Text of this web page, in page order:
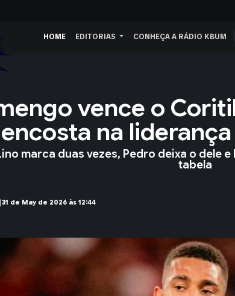
HOME EDITORIAS CONHEÇA A RÁDIO KBUM
vence o
encosta na
marca duas vezes, Pedro deixa o dele
tabela
31 de May de 2026 às 12:44